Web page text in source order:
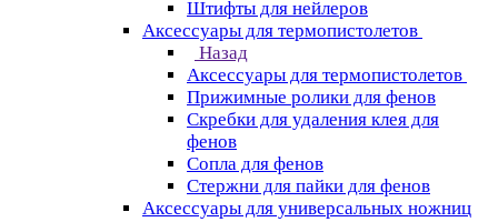
Штифты для нейлеров
Аксессуары для термопистолетов
Назад
Аксессуары для термопистолетов
Прижимные ролики для фенов
Скребки для удаления клея для
фенов
Сопла для фенов
Стержни для пайки для фенов
Аксессуары для универсальных ножниц